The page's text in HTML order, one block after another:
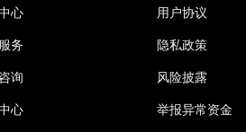
心
务
询
心
用户协议
隐私政策
风险披露
举报异常资金